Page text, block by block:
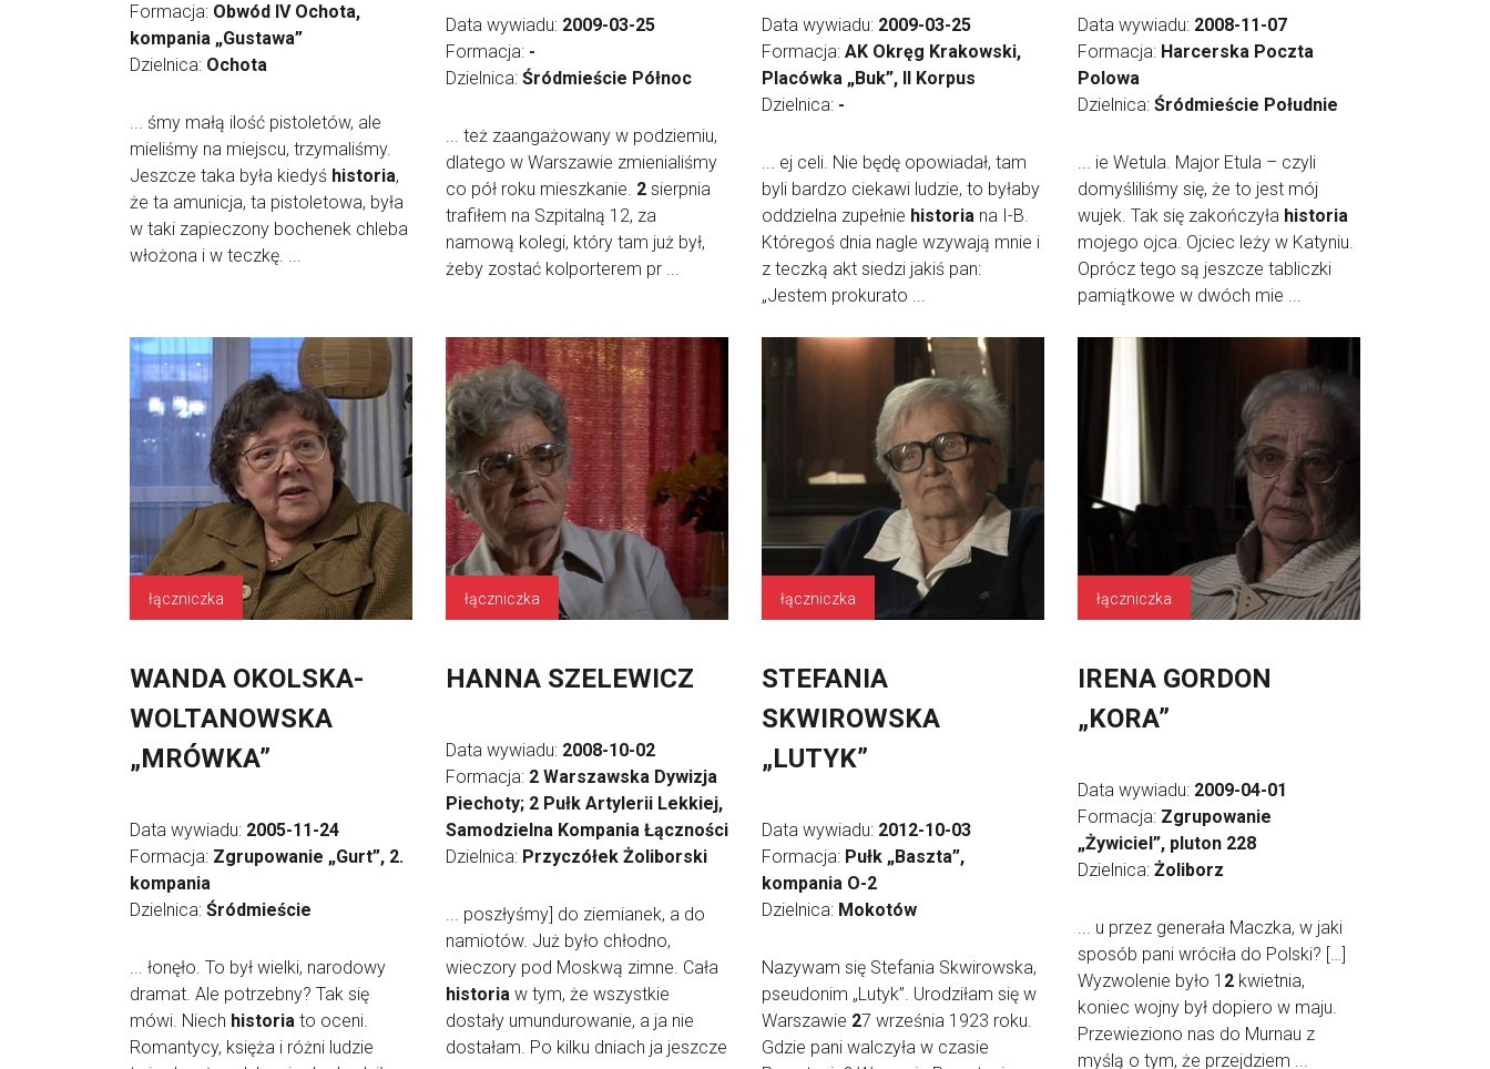
Formacja: Obwód IV Ochota,
kompania „Gustawa”
Dzielnica: Ochota
... śmy małą ilość pistoletów, ale
mieliśmy na miejscu, trzymaliśmy.
Jeszcze taka była kiedyś historia,
że ta amunicja, ta pistoletowa, była
w taki zapieczony bochenek chleba
włożona i w teczkę. ...
Data wywiadu: 2009-03-25
Formacja: -
Dzielnica: Śródmieście Północ
... też zaangażowany w podziemiu,
dlatego w Warszawie zmienialiśmy
co pół roku mieszkanie. 2 sierpnia
trafiłem na Szpitalną 12, za
namową kolegi, który tam już był,
żeby zostać kolporterem pr ...
Data wywiadu: 2009-03-25
Formacja: AK Okręg Krakowski,
Placówka „Buk”, II Korpus
Dzielnica: -
... ej celi. Nie będę opowiadał, tam
byli bardzo ciekawi ludzie, to byłaby
oddzielna zupełnie historia na I-B.
Któregoś dnia nagle wzywają mnie i
z teczką akt siedzi jakiś pan:
„Jestem prokurato ...
Data wywiadu: 2008-11-07
Formacja: Harcerska Poczta
Polowa
Dzielnica: Śródmieście Południe
... ie Wetula. Major Etula – czyli
domyśliliśmy się, że to jest mój
wujek. Tak się zakończyła historia
mojego ojca. Ojciec leży w Katyniu.
Oprócz tego są jeszcze tabliczki
pamiątkowe w dwóch mie ...
łączniczka
WANDA OKOLSKA-
WOLTANOWSKA
„MRÓWKA”
Data wywiadu: 2005-11-24
Formacja: Zgrupowanie „Gurt”, 2.
kompania
Dzielnica: Śródmieście
... łonęło. To był wielki, narodowy
dramat. Ale potrzebny? Tak się
mówi. Niech historia to oceni.
Romantycy, księża i różni ludzie
łączniczka
HANNA SZELEWICZ
Data wywiadu: 2008-10-02
Formacja: 2 Warszawska Dywizja
Piechoty; 2 Pułk Artylerii Lekkiej,
Samodzielna Kompania Łączności
Dzielnica: Przyczółek Żoliborski
... poszłyśmy] do ziemianek, a do
namiotów. Już było chłodno,
wieczory pod Moskwą zimne. Cała
historia w tym, że wszystkie
dostały umundurowanie, a ja nie
dostałam. Po kilku dniach ja jeszcze
łączniczka
STEFANIA
SKWIROWSKA
„LUTYK”
Data wywiadu: 2012-10-03
Formacja: Pułk „Baszta”,
kompania O-2
Dzielnica: Mokotów
Nazywam się Stefania Skwirowska,
pseudonim „Lutyk”. Urodziłam się w
Warszawie 27 września 1923 roku.
Gdzie pani walczyła w czasie
łączniczka
IRENA GORDON
„KORA”
Data wywiadu: 2009-04-01
Formacja: Zgrupowanie
„Żywiciel”, pluton 228
Dzielnica: Żoliborz
... u przez generała Maczka, w jaki
sposób pani wróciła do Polski? […]
Wyzwolenie było 1 2 kwietnia,
koniec wojny był dopiero w maju.
Przewieziono nas do Murnau z
myślą o tym, że przejdziem ...